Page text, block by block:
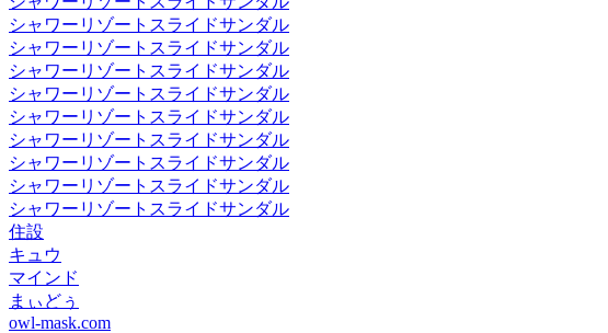
シャワーリゾートスライドサンダル
シャワーリゾートスライドサンダル
シャワーリゾートスライドサンダル
シャワーリゾートスライドサンダル
シャワーリゾートスライドサンダル
シャワーリゾートスライドサンダル
シャワーリゾートスライドサンダル
シャワーリゾートスライドサンダル
シャワーリゾートスライドサンダル
住設
キュウ
マインド
まぃどぅ
owl-mask.com